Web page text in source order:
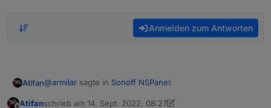
Anmelden zum Antworten
Atifan@armilar sagte in Sonoff NSPanel:
Atifanschrieb am 14. Sept. 2022, 08:27